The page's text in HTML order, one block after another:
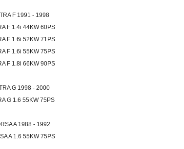
F 1991 - 1998
F 1.4i 44KW 60PS
F 1.6i 52KW 71PS
F 1.6i 55KW 75PS
F 1.8i 66KW 90PS
G 1998 - 2000
G 1.6 55KW 75PS
A 1988 - 1992
A 1.6 55KW 75PS